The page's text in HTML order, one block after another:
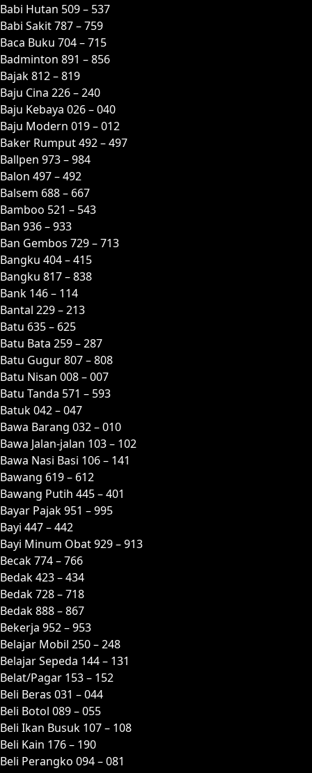
Babi Hutan 509 – 537
Babi Sakit 787 – 759
Baca Buku 704 – 715
Badminton 891 – 856
Bajak 812 – 819
Baju Cina 226 – 240
Baju Kebaya 026 – 040
Baju Modern 019 – 012
Baker Rumput 492 – 497
Ballpen 973 – 984
Balon 497 – 492
Balsem 688 – 667
Bamboo 521 – 543
Ban 936 – 933
Ban Gembos 729 – 713
Bangku 404 – 415
Bangku 817 – 838
Bank 146 – 114
Bantal 229 – 213
Batu 635 – 625
Batu Bata 259 – 287
Batu Gugur 807 – 808
Batu Nisan 008 – 007
Batu Tanda 571 – 593
Batuk 042 – 047
Bawa Barang 032 – 010
Bawa Jalan-jalan 103 – 102
Bawa Nasi Basi 106 – 141
Bawang 619 – 612
Bawang Putih 445 – 401
Bayar Pajak 951 – 995
Bayi 447 – 442
Bayi Minum Obat 929 – 913
Becak 774 – 766
Bedak 423 – 434
Bedak 728 – 718
Bedak 888 – 867
Bekerja 952 – 953
Belajar Mobil 250 – 248
Belajar Sepeda 144 – 131
Belat/Pagar 153 – 152
Beli Beras 031 – 044
Beli Botol 089 – 055
Beli Ikan Busuk 107 – 108
Beli Kain 176 – 190
Beli Perangko 094 – 081